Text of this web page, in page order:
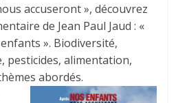
accuseront », découvrez
de Jean Paul Jaud : «
». Biodiversité,
pesticides, alimentation,
abordés.